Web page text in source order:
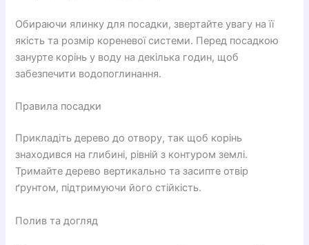
Обираючи ялинку для посадки, звертайте увагу на її
якість та розмір кореневої системи. Перед посадкою
занурте корінь у воду на декілька годин, щоб
забезпечити водопоглинання.
Правила посадки
Прикладіть дерево до отвору, так щоб корінь
знаходився на глибині, рівній з контуром землі.
Тримайте дерево вертикально та засипте отвір
ґрунтом, підтримуючи його стійкість.
Полив та догляд